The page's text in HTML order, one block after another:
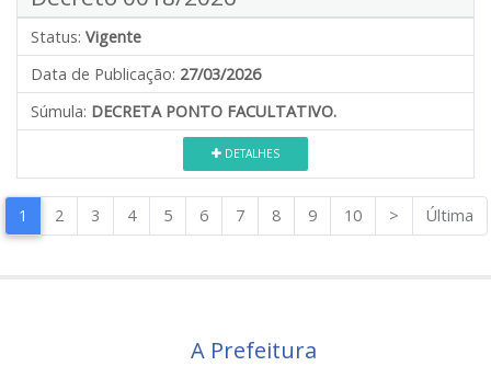
Status: Vigente
Data de Publicação: 27/03/2026
Súmula: DECRETA PONTO FACULTATIVO.
DETALHES
1 2 3 4 5 6 7 8 9 10 > Última
A Prefeitura